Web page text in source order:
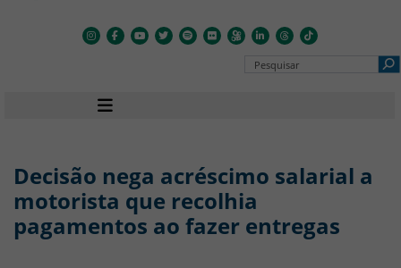
Pesquisar no Portal
Navegação principal
Decisão nega acréscimo salarial a
motorista que recolhia
pagamentos ao fazer entregas